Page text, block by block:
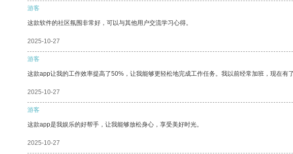
游客
这款软件的社区氛围非常好，可以与其他用户交流学习心得。
2025-10-27
游客
这款app让我的工作效率提高了50%，让我能够更轻松地完成工作任务。我以前经常加班，现在有
2025-10-27
游客
这款app是我娱乐的好帮手，让我能够放松身心，享受美好时光。
2025-10-27